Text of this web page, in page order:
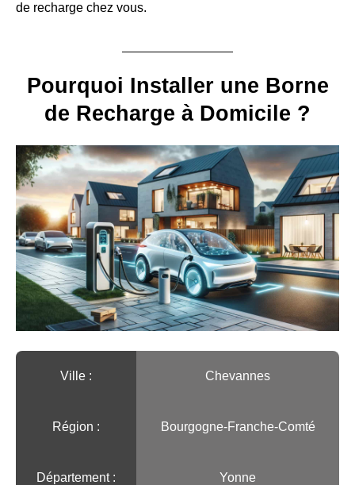
de recharge chez vous.
Pourquoi Installer une Borne
de Recharge à Domicile ?
Ville :️ Chevannes
Région :️ Bourgogne-Franche-Comté
Département : Yonne